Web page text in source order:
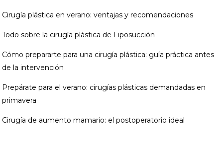
Cirugía plástica en verano: ventajas y recomendaciones
Todo sobre la cirugía plástica de Liposucción
Cómo prepararte para una cirugía plástica: guía práctica antes
de la intervención
Prepárate para el verano: cirugías plásticas demandadas en
primavera
Cirugía de aumento mamario: el postoperatorio ideal